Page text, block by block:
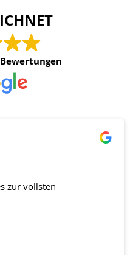
zur vollsten